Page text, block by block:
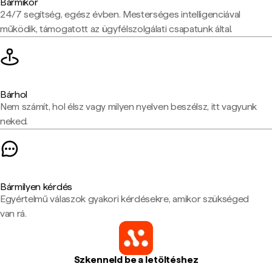
24/7 segítség, egész évben. Mesterséges intelligenciával
működik, támogatott az ügyfélszolgálati csapatunk által.
Bárhol
Nem számít, hol élsz vagy milyen nyelven beszélsz, itt vagyunk
neked.
Bármilyen kérdés
Egyértelmű válaszok gyakori kérdésekre, amikor szükséged
van rá.
Szkenneld be a letöltéshez